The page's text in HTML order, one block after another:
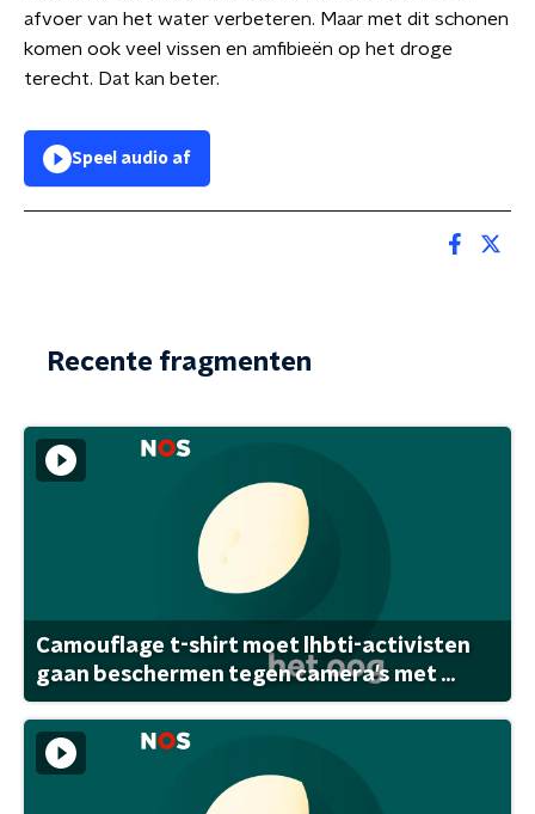
afvoer van het water verbeteren. Maar met dit schonen
komen ook veel vissen en amfibieën op het droge
terecht. Dat kan beter.
Speel audio af
Recente fragmenten
Camouflage t-shirt moet lhbti-activisten
gaan beschermen tegen camera's met ...